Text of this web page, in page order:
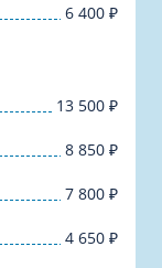
6 400 ₽
13 500 ₽
8 850 ₽
7 800 ₽
4 650 ₽